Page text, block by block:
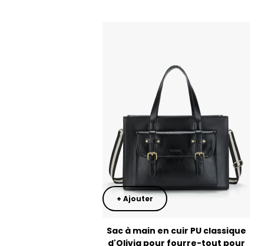
+ Ajouter
Sac à main en cuir PU classique
d'Olivia pour fourre-tout pour